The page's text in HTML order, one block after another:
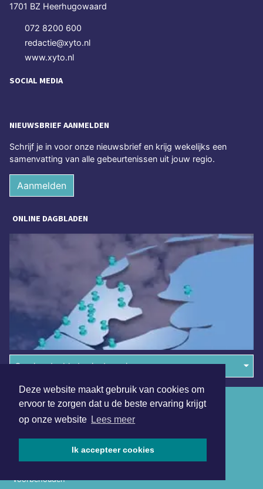
Deze website maakt gebruik van cookies om
ervoor te zorgen dat u de beste ervaring krijgt
op onze website Lees meer
Ik accepteer cookies
1701 BZ Heerhugowaard
072 8200 600
redactie@xyto.nl
www.xyto.nl
SOCIAL MEDIA
NIEUWSBRIEF AANMELDEN
Schrijf je in voor onze nieuwsbrief en krijg wekelijks een
samenvatting van alle gebeurtenissen uit jouw regio.
Aanmelden
ONLINE DAGBLADEN
Overige dagbladen in de regio
voorbehouden
Algemene voorwaarden
Disclaimer